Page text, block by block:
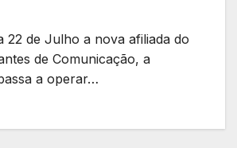
22 de Julho a nova afiliada do
de Comunicação, a
a operar…